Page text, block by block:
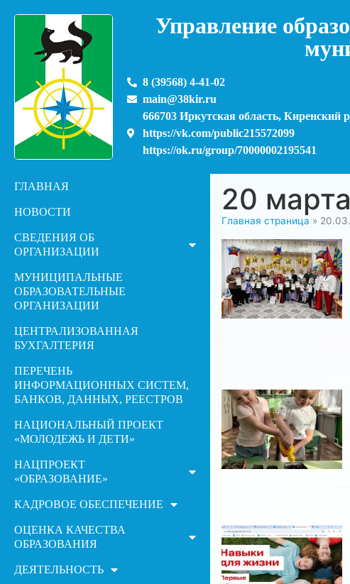
Управление
8 (39568) 4-41-02
main@38kir.ru
666703 Иркутская область, Киренский
https://vk.com/public215572099
https://ok.ru/group/70000002195541
ГЛАВНАЯ
НОВОСТИ
СВЕДЕНИЯ ОБ
ОРГАНИЗАЦИИ
МУНИЦИПАЛЬНЫЕ
ОБРАЗОВАТЕЛЬНЫЕ
ОРГАНИЗАЦИИ
ЦЕНТРАЛИЗОВАННАЯ
БУХГАЛТЕРИЯ
ПЕРЕЧЕНЬ
ИНФОРМАЦИОННЫХ СИСТЕМ,
БАНКОВ, ДАННЫХ, РЕЕСТРОВ
НАЦИОНАЛЬНЫЙ ПРОЕКТ
«МОЛОДЕЖЬ И ДЕТИ»
НАЦПРОЕКТ
«ОБРАЗОВАНИЕ»
КАДРОВОЕ ОБЕСПЕЧЕНИЕ
ОЦЕНКА КАЧЕСТВА
ОБРАЗОВАНИЯ
ДЕЯТЕЛЬНОСТЬ
20
Главная страница »